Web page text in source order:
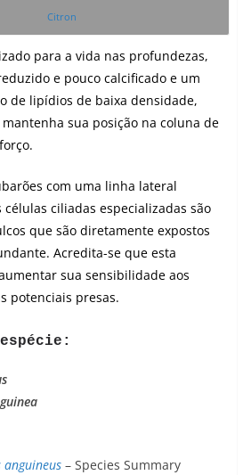
Citron
para a vida nas profundezas,
e pouco calcificado e um
de lipídios de baixa densidade,
sua posição na coluna de
com uma linha lateral
células ciliadas especializadas são
que são diretamente expostos
Acredita-se que esta
sua sensibilidade aos
potenciais presas.
anguineus – Species Summary